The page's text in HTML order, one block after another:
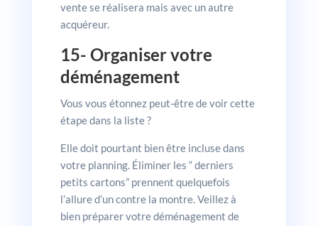
vente se réalisera mais avec un autre
acquéreur.
15- Organiser votre
déménagement
Vous vous étonnez peut-être de voir cette
étape dans la liste ?
Elle doit pourtant bien être incluse dans
votre planning. Éliminer les “ derniers
petits cartons” prennent quelquefois
l’allure d’un contre la montre. Veillez à
bien préparer votre déménagement de